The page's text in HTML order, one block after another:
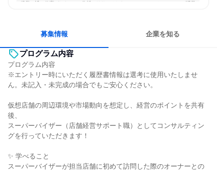
経営に近い仕事がしたい 分析・リサーチしたい コミュニケーションが活発
募集情報 企業を知る
プログラム内容
プログラム内容
※エントリー時にいただく履歴書情報は選考に使用いたしませ
ん。未記入・未完成の場合でもご安心ください。
仮想店舗の周辺環境や市場動向を想定し、経営のポイントを共有
後、
スーパーバイザー（店舗経営サポート職）としてコンサルティン
グを行っていただきます！
✨ 学べること
スーパーバイザーが担当店舗に初めて訪問した際のオーナーとの